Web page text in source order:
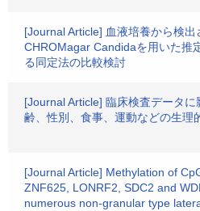
[Journal Article] 血液培養から検
CHROMagar Candidaを用いた推
る同定法の比較検討
[Journal Article] 臨床検査データ
齢、性別、食事、運動などの生
[Journal Article] Methylation of
ZNF625, LONRF2, SDC2 and
numerous non-granular type